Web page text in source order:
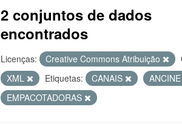
2 conjuntos de dados
encontrados
Licenças: Creative Commons Atribuição
XML
Etiquetas: CANAIS ANCINE
EMPACOTADORAS